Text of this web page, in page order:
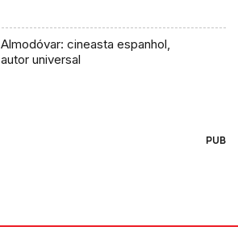
Almodóvar: cineasta espanhol,
autor universal
PUB